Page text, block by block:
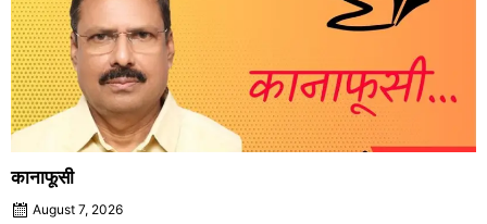
कानाफूसी
August 7, 2026